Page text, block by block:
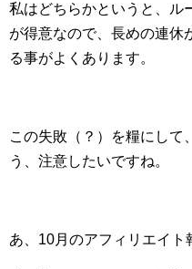
私はどちらかというと、ル
が得意なので、長めの連休
る事がよくあります。
この失敗（？）を糧にして
う、注意したいですね。
あ、10月のアフィリエイト